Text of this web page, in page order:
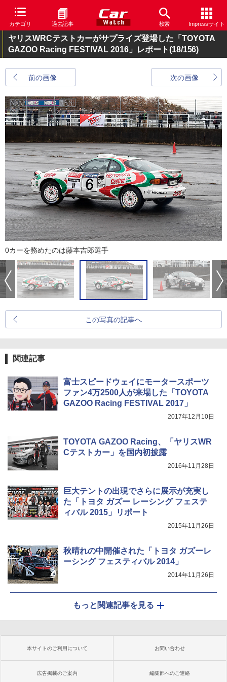
カテゴリ 過去記事 検索 Impressサイト
ヤリスWRCテストカーがサプライズ登場した「TOYOTA
GAZOO Racing FESTIVAL 2016」レポート(18/156)
前の画像 次の画像
0カーを務めたのは藤本吉郎選手
この写真の記事へ
関連記事
富士スピードウェイにモータースポーツ
ファン4万2500人が来場した「TOYOTA
GAZOO Racing FESTIVAL 2017」
2017年12月10日
TOYOTA GAZOO Racing、「ヤリスWR
Cテストカー」を国内初披露
2016年11月28日
巨大テントの出現でさらに展示が充実し
た「トヨタ ガズー レーシング フェステ
ィバル 2015」リポート
2015年11月26日
秋晴れの中開催された「トヨタ ガズーレ
ーシング フェスティバル 2014」
2014年11月26日
もっと関連記事を見る
本サイトのご利用について お問い合わせ
広告掲載のご案内 編集部へのご連絡